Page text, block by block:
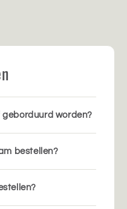
worden?
bestellen?